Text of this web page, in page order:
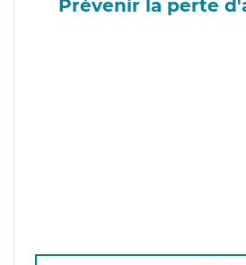
Prévenir la perte